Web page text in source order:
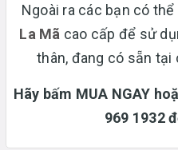
Ngoài ra các bạn có
La Mã cao cấp để sử
thân, đang có sẵn tại
Hãy bấm MUA NGAY
969 1932